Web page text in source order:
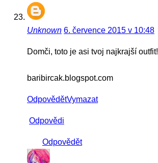
Unknown 6. července 2015 v 10:48
Domči, toto je asi tvoj najkrajší outfit!
baribircak.blogspot.com
OdpovědětVymazat
Odpovědi
Odpovědět